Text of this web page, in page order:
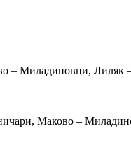
– Миладиновци, Лиляк
Маково –